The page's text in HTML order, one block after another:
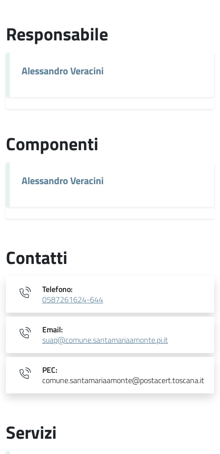
Responsabile
Alessandro Veracini
Componenti
Alessandro Veracini
Contatti
Telefono:
0587261624-644
Email:
suap@comune.santamariaamonte.pi.it
PEC:
comune.santamariaamonte@postacert.toscana.it
Servizi